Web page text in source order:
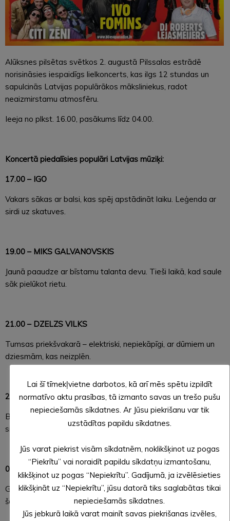
Alūksnes pilsētas svētkos 2. augustā Pilssalas estrādē
norisināsies iespaidīgs lielkoncerts, kas ilgs 12 stundas un
sapulcinās Latvijas populārākos māksliniekus, radot
neaizmirstamu atmosfēru.
Ieeja no plkst. 16.00, pasākums līdz 04.00.
Koncertā piedalīsies populāri Latvijas mūziķi:
17.00 – IGO
Vakars sākas ar balsi, kas spēj apstādināt laiku. Leģenda ar
sirdi uz skatuves.
19.00 – MIKS GALVANOVSKIS
Jaunā paaudze ar bīstamu talanta devu. Tieši laikā, kad saule
sāk pielūkot rietu.
21.00 – DZELZS VILKS
Tumsas priekšvakarā – elektriski, nepiekāpīgi, ar dūmiem un
dziesmām, kas neizplēn.
23.00 – IVO FOMINS
Balss, kas lauž robežas. Dziesmas, kuras skan līdzi no visas
sirds.
01.00 – CITI ZĒNI
Gatavi uzspridzināt nakti ar enerģiju, ironiju un skatuves
šarmu, ko nevar iemācīties.
Lai šī tīmekļvietne darbotos, kā arī mēs spētu izpildīt
normatīvo aktu prasības, tā izmanto savas un trešo pušu
nepieciešamās sīkdatnes. Ar Jūsu piekrišanu var tik
uzstādītas papildu sīkdatnes.
Jūs varat piekrist visām sīkdatnēm, noklikšķinot uz pogas
“Piekrītu” vai noraidīt papildu sīkdatņu izmantošanu,
klikšķinot uz pogas “Nepiekrītu”. Gadījumā, ja izvēlēsieties
klikšķināt uz “Nepiekrītu”, jūsu datorā tiks saglabātas tikai
nepieciešamās sīkdatnes.
Jūs jebkurā laikā varat mainīt savas piekrišanas izvēles,